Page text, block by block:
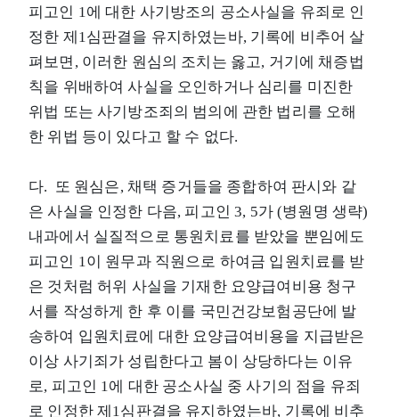
피고인 1에 대한 사기방조의 공소사실을 유죄로 인
정한 제1심판결을 유지하였는바, 기록에 비추어 살
펴보면, 이러한 원심의 조치는 옳고, 거기에 채증법
칙을 위배하여 사실을 오인하거나 심리를 미진한
위법 또는 사기방조죄의 범의에 관한 법리를 오해
한 위법 등이 있다고 할 수 없다.
다. 또 원심은, 채택 증거들을 종합하여 판시와 같
은 사실을 인정한 다음, 피고인 3, 5가 (병원명 생략)
내과에서 실질적으로 통원치료를 받았을 뿐임에도
피고인 1이 원무과 직원으로 하여금 입원치료를 받
은 것처럼 허위 사실을 기재한 요양급여비용 청구
서를 작성하게 한 후 이를 국민건강보험공단에 발
송하여 입원치료에 대한 요양급여비용을 지급받은
이상 사기죄가 성립한다고 봄이 상당하다는 이유
로, 피고인 1에 대한 공소사실 중 사기의 점을 유죄
로 인정한 제1심판결을 유지하였는바, 기록에 비추